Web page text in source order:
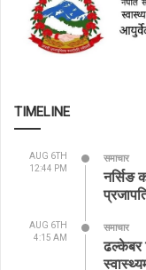
TIMELINE
AUG 6TH
12:44 PM
समाचार
नर्सिङ
AUG 6TH
4:15 AM
समाचार
ढल्केबर